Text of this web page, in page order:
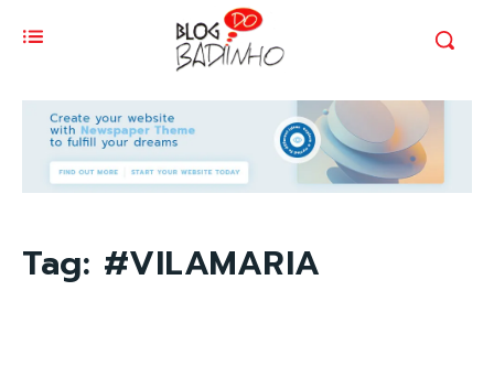
Tag: #VILAMARIA